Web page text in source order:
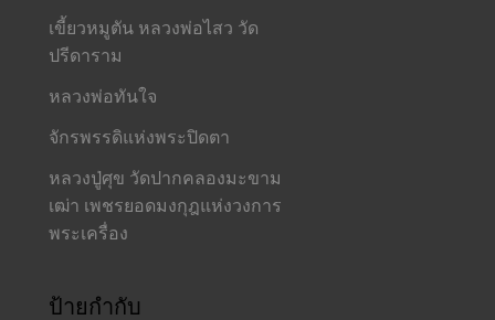
เขี้ยวหมูตัน หลวงพ่อไสว วัด
ปรีดาราม
หลวงพ่อทันใจ
จักรพรรดิแห่งพระปิดตา
หลวงปู่ศุข วัดปากคลองมะขาม
เฒ่า เพชรยอดมงกุฎแห่งวงการ
พระเครื่อง
ป้ายกำกับ